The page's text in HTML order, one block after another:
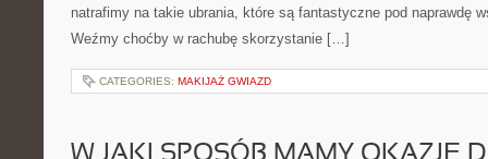
natrafimy na takie ubrania, które są fantastyczne pod naprawdę
Weźmy choćby w rachubę skorzystanie […]
CATEGORIES: MAKIJAŻ GWIAZD